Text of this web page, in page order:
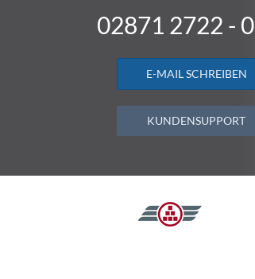
02871 2722 - 0
E-MAIL SCHREIBEN
KUNDENSUPPORT